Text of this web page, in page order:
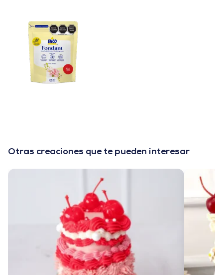
Otras creaciones que te pueden interesar